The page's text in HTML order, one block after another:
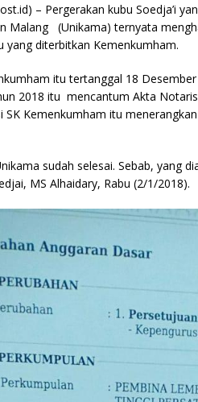
– Pergerakan kubu Soedja’i
Malang (Unikama) ternyata
yang diterbitkan Kemenkumham.
itu tertanggal 18
2018 itu mencantum Akta
SK Kemenkumham itu
sudah selesai. Sebab, yang
MS Alhaidary, Rabu (2/1/2018).